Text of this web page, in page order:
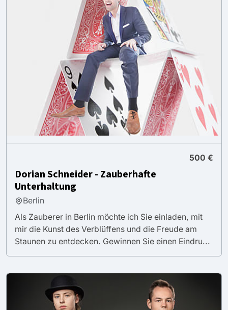
500 €
Dorian Schneider - Zauberhafte
Unterhaltung
Berlin
Als Zauberer in Berlin möchte ich Sie einladen, mit
mir die Kunst des Verblüffens und die Freude am
Staunen zu entdecken. Gewinnen Sie einen Eindru...